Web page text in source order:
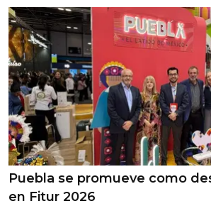
Puebla se promueve como
en Fitur 2026